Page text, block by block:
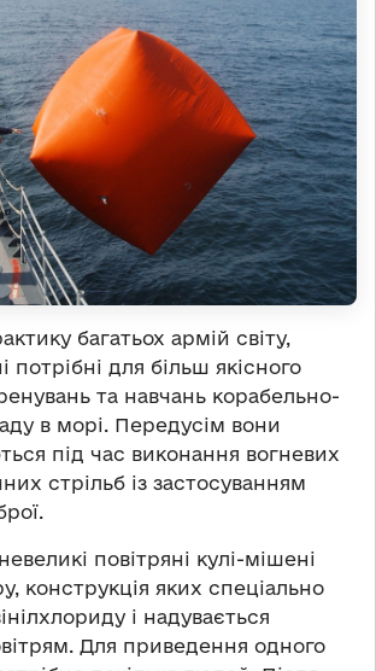
багатьох армій світу,
потрібні для більш якісного
та навчань корабельно-
в морі. Передусім вони
під час виконання вогневих
стрільб із застосуванням
повітряні кулі-мішені
конструкція яких спеціально
і надувається
Для приведення одного